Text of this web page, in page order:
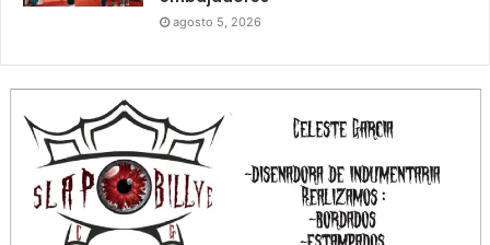
agosto 5, 2026